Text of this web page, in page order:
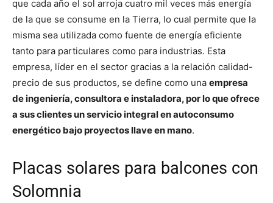
que cada año el sol arroja cuatro mil veces más energía
de la que se consume en la Tierra, lo cual permite que la
misma sea utilizada como fuente de energía eficiente
tanto para particulares como para industrias. Esta
empresa, líder en el sector gracias a la relación calidad-
precio de sus productos, se define como una empresa
de ingeniería, consultora e instaladora, por lo que ofrece
a sus clientes un servicio integral en autoconsumo
energético bajo proyectos llave en mano.
Placas solares para balcones con
Solomnia